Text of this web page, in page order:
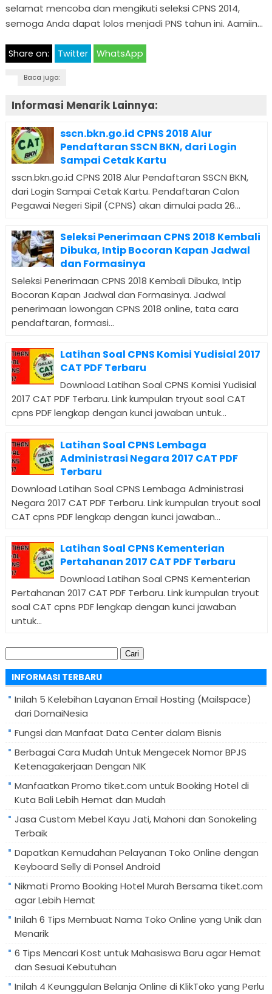
selamat mencoba dan mengikuti seleksi CPNS 2014,
semoga Anda dapat lolos menjadi PNS tahun ini. Aamiin…
Share on: Twitter WhatsApp
Baca juga:
Informasi Menarik Lainnya:
sscn.bkn.go.id CPNS 2018 Alur
Pendaftaran SSCN BKN, dari Login
Sampai Cetak Kartu
sscn.bkn.go.id CPNS 2018 Alur Pendaftaran SSCN BKN,
dari Login Sampai Cetak Kartu. Pendaftaran Calon
Pegawai Negeri Sipil (CPNS) akan dimulai pada 26...
Seleksi Penerimaan CPNS 2018 Kembali
Dibuka, Intip Bocoran Kapan Jadwal
dan Formasinya
Seleksi Penerimaan CPNS 2018 Kembali Dibuka, Intip
Bocoran Kapan Jadwal dan Formasinya. Jadwal
penerimaan lowongan CPNS 2018 online, tata cara
pendaftaran, formasi...
Latihan Soal CPNS Komisi Yudisial 2017
CAT PDF Terbaru
Download Latihan Soal CPNS Komisi Yudisial
2017 CAT PDF Terbaru. Link kumpulan tryout soal CAT
cpns PDF lengkap dengan kunci jawaban untuk...
Latihan Soal CPNS Lembaga
Administrasi Negara 2017 CAT PDF
Terbaru
Download Latihan Soal CPNS Lembaga Administrasi
Negara 2017 CAT PDF Terbaru. Link kumpulan tryout soal
CAT cpns PDF lengkap dengan kunci jawaban...
Latihan Soal CPNS Kementerian
Pertahanan 2017 CAT PDF Terbaru
Download Latihan Soal CPNS Kementerian
Pertahanan 2017 CAT PDF Terbaru. Link kumpulan tryout
soal CAT cpns PDF lengkap dengan kunci jawaban
untuk...
untuk:
INFORMASI TERBARU
Inilah 5 Kelebihan Layanan Email Hosting (Mailspace)
dari DomaiNesia
Fungsi dan Manfaat Data Center dalam Bisnis
Berbagai Cara Mudah Untuk Mengecek Nomor BPJS
Ketenagakerjaan Dengan NIK
Manfaatkan Promo tiket.com untuk Booking Hotel di
Kuta Bali Lebih Hemat dan Mudah
Jasa Custom Mebel Kayu Jati, Mahoni dan Sonokeling
Terbaik
Dapatkan Kemudahan Pelayanan Toko Online dengan
Keyboard Selly di Ponsel Android
Nikmati Promo Booking Hotel Murah Bersama tiket.com
agar Lebih Hemat
Inilah 6 Tips Membuat Nama Toko Online yang Unik dan
Menarik
6 Tips Mencari Kost untuk Mahasiswa Baru agar Hemat
dan Sesuai Kebutuhan
Inilah 4 Keunggulan Belanja Online di KlikToko yang Perlu